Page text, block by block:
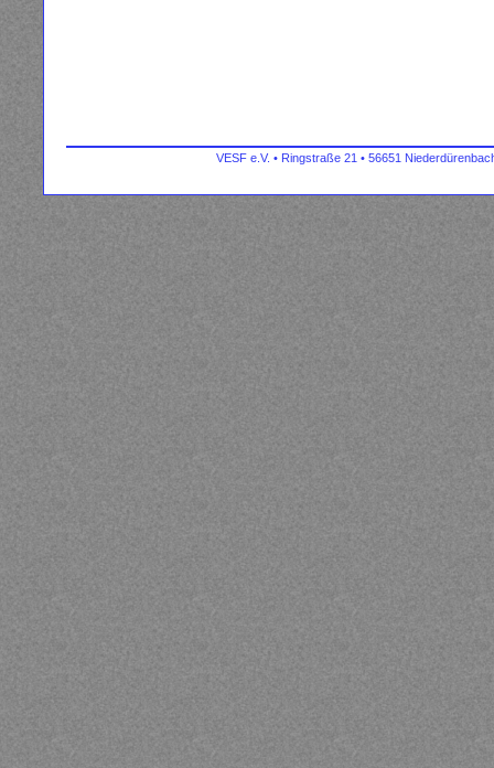
VESF e.V. • Ringstraße 21 • 56651